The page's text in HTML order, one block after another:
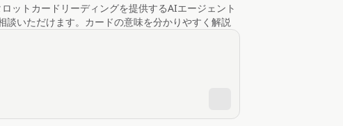
ットカードリーディングを提供するAIエージェント
いただけます。カードの意味を分かりやすく解説